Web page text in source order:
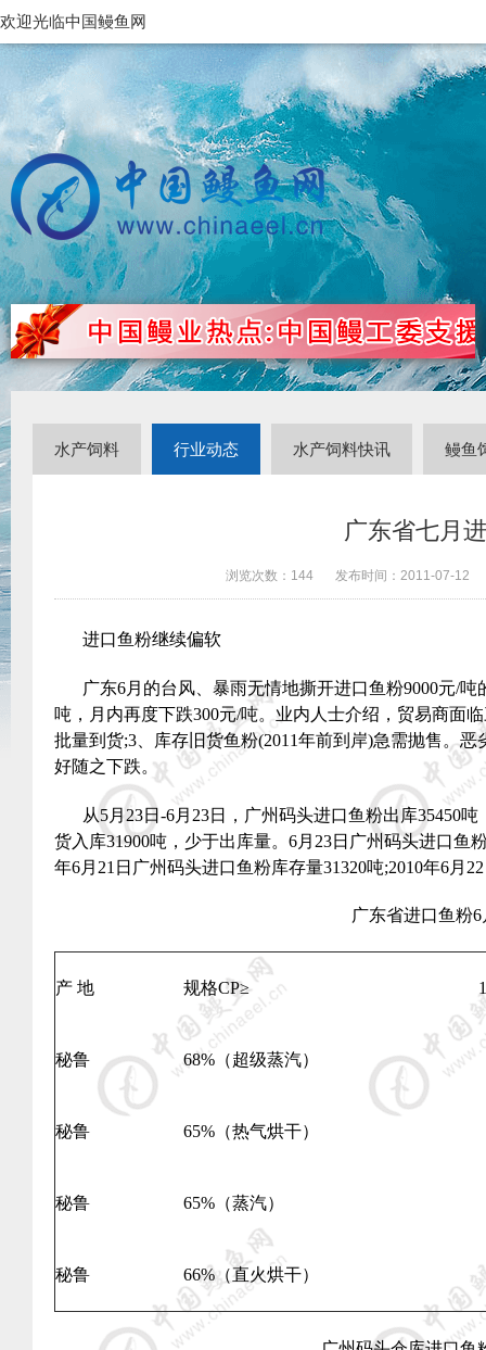
欢迎光临中国鳗鱼网
水产饲料 行业动态 水产饲料快讯 鳗鱼
广东省七月
浏览次数： 144 发布时间： 2011-07-12
进口鱼粉继续偏软
广东6月的台风、暴雨无情地撕开进口鱼粉9000元/吨
吨，月内再度下跌300元/吨。业内人士介绍，贸易商面
批量到货;3 、库存旧货鱼粉(2011年前到岸)急需抛售。恶
好随之下跌。
从5月23日 -6月 23日，广州码头进口鱼粉出库35450吨
货入库31900吨，少于出库量。 6月 23日广州码头进口鱼
年6月 21 日广州码头进口鱼粉库存量31320吨;2010年6月 22
广东省进口鱼粉6
产 地 规格CP≥ 1
秘鲁 68% （超级蒸汽）
秘鲁 65% （热气烘干）
秘鲁 65% （蒸汽）
秘鲁 66%（直火烘干）